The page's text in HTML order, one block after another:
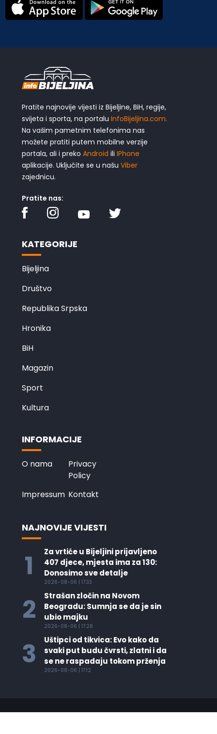
Pratite najnovije vijesti iz Bijeljine, BiH, regije,
svijeta i sporta, na portalu InfoBijeljina.com.
Na vašim pametnim telefonima nas
možete pratiti putem mobilne verzije
portala, ali i preko Android ili IPhone
aplikacije. Uključite se u našu Viber
zajednicu.
Pratite nas:
KATEGORIJE
Bijeljina
Društvo
Republika Srpska
Hronika
BiH
Magazin
Sport
Kultura
INFORMACIJE
O nama
Privacy
Policy
Impressum Kontakt
NAJNOVIJE VIJESTI
1
Za vrtiće u Bijeljini prijavljeno
407 djece, mjesta ima za 130:
Donosimo sve detalje
2026-08-06 | 17:33
2
Strašan zločin na Novom
Beogradu: Sumnja se da je sin
ubio majku
2026-08-06 | 17:28
3
Uštipci od tikvica: Evo kako da
svaki put budu čvrsti, zlatni i da
se ne raspadaju tokom prženja
2026-08-06 | 17:12
Copyright © Info Media - 2021. All